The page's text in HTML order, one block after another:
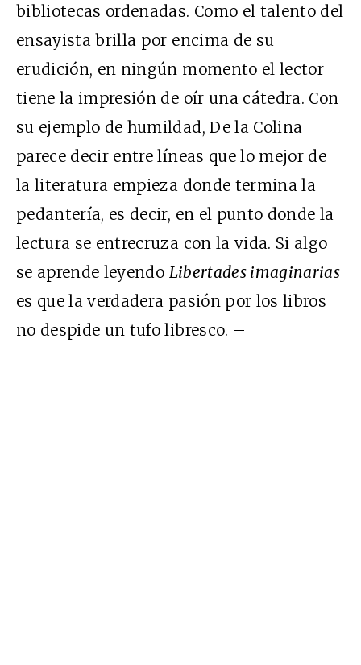
bibliotecas ordenadas. Como el talento del
ensayista brilla por encima de su
erudición, en ningún momento el lector
tiene la impresión de oír una cátedra. Con
su ejemplo de humildad, De la Colina
parece decir entre líneas que lo mejor de
la literatura empieza donde termina la
pedantería, es decir, en el punto donde la
lectura se entrecruza con la vida. Si algo
se aprende leyendo Libertades imaginarias
es que la verdadera pasión por los libros
no despide un tufo libresco. –